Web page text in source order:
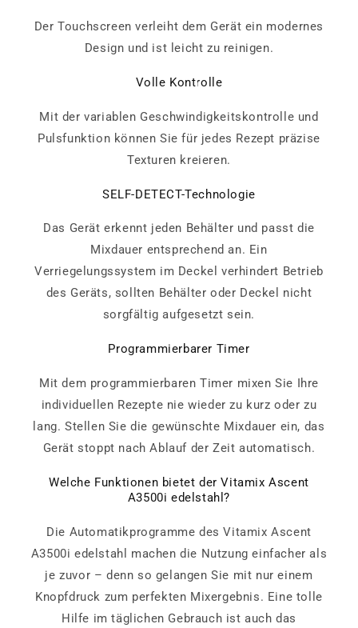
Der Touchscreen verleiht dem Gerät ein modernes
Design und ist leicht zu reinigen.
Volle Kontrolle
Mit der variablen Geschwindigkeitskontrolle und
Pulsfunktion können Sie für jedes Rezept präzise
Texturen kreieren.
SELF-DETECT-Technologie
Das Gerät erkennt jeden Behälter und passt die
Mixdauer entsprechend an. Ein
Verriegelungssystem im Deckel verhindert Betrieb
des Geräts, sollten Behälter oder Deckel nicht
sorgfältig aufgesetzt sein.
Programmierbarer Timer
Mit dem programmierbaren Timer mixen Sie Ihre
individuellen Rezepte nie wieder zu kurz oder zu
lang. Stellen Sie die gewünschte Mixdauer ein, das
Gerät stoppt nach Ablauf der Zeit automatisch.
Welche Funktionen bietet der Vitamix Ascent
A3500i edelstahl?
Die Automatikprogramme des Vitamix Ascent
A3500i edelstahl machen die Nutzung einfacher als
je zuvor – denn so gelangen Sie mit nur einem
Knopfdruck zum perfekten Mixergebnis. Eine tolle
Hilfe im täglichen Gebrauch ist auch das